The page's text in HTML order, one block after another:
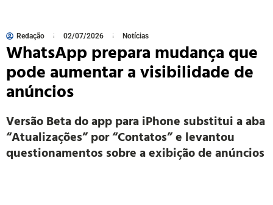
Redação 02/07/2026 Notícias
WhatsApp prepara mudança que
pode aumentar a visibilidade de
anúncios
Versão Beta do app para iPhone substitui a aba
“Atualizações” por “Contatos” e levantou
questionamentos sobre a exibição de anúncios